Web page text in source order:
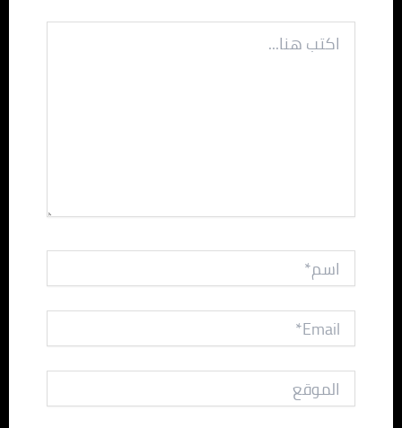
اكتب
هنا...
اسم*
Email*
الموقع